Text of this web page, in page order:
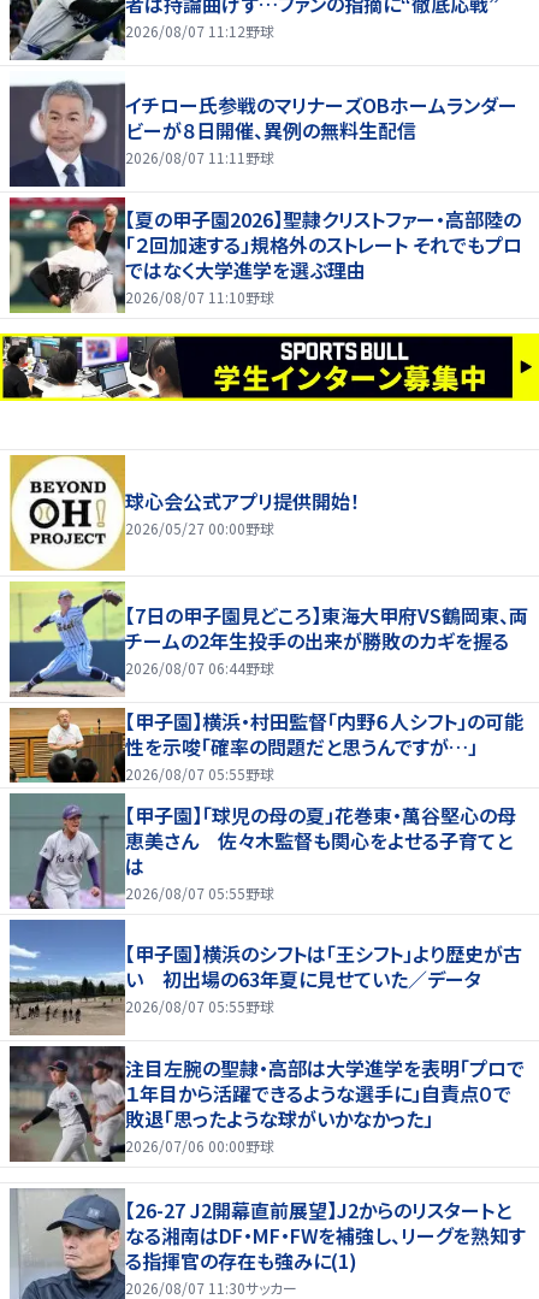
2026/08/07 11:12野球
イチロー氏参戦のマリナーズOBホームランダー
ビーが８日開催、異例の無料生配信
2026/08/07 11:11 野球
【夏の甲子園2026】聖隷クリストファー・高部陸の
「２回加速する」規格外のストレート それでもプロ
ではなく大学進学を選ぶ理由
2026/08/07 11:10野球
球心会公式アプリ提供開始！
2026/05/27 00:00野球
【7日の甲子園見どころ】東海大甲府VS鶴岡東、両
チームの2年生投手の出来が勝敗のカギを握る
2026/08/07 06:44野球
【甲子園】横浜・村田監督「内野６人シフト」の可能
性を示唆「確率の問題だと思うんですが…」
2026/08/07 05:55野球
【甲子園】「球児の母の夏」花巻東・萬谷堅心の母
恵美さん 佐々木監督も関心をよせる子育てと
は
2026/08/07 05:55野球
【甲子園】横浜のシフトは「王シフト」より歴史が古
い 初出場の63年夏に見せていた／データ
2026/08/07 05:55野球
注目左腕の聖隷・高部は大学進学を表明「プロで
１年目から活躍できるような選手に」自責点０で
敗退「思ったような球がいかなかった」
2026/07/06 00:00野球
【26-27 J2開幕直前展望】J2からのリスタートと
なる湘南はDF・MF・FWを補強し、リーグを熟知す
る指揮官の存在も強みに(1)
2026/08/07 11:30サッカー